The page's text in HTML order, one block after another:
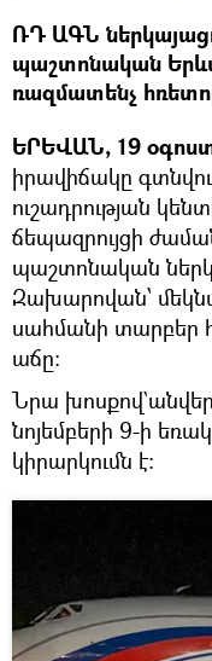
ՌԴ ԱԳՆ
պաշտոնական
ռազմատենչ
ԵՐԵՎԱՆ, 19
իրավիճակը
ուշադրության
ճեպազրույցի
պաշտոնական
Զախարովան՝
սահմանի տարբեր
աճը:
Նրա
նոյեմբերի 9-ի
կիրարկումն է: